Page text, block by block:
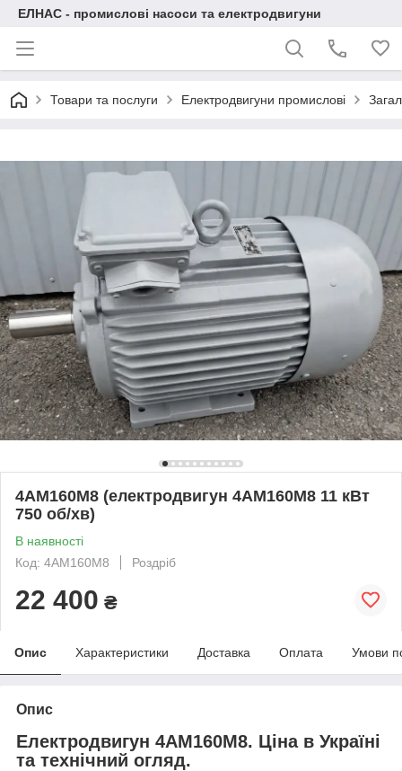
ЕЛНАС - промислові насоси та електродвигуни
Товари та послуги Електродвигуни промислові
4АМ160М8 (електродвигун 4АМ160М8 11 кВт
750 об/хв)
В наявності
Код: 4АМ160М8
Роздріб
22 400 ₴
Опис Характеристики Доставка Оплата Умови
Опис
Електродвигун 4АМ160М8. Ціна в Україні
та технічний огляд.